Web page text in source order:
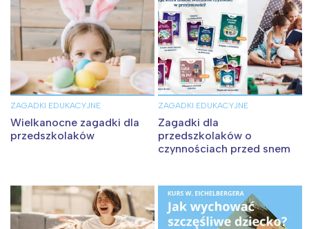
ZAGADKI EDUKACYJNE
Wielkanocne zagadki dla
przedszkolaków
ZAGADKI EDUKACYJNE
Zagadki dla
przedszkolaków o
czynnościach przed snem
Łódź
Trójmiasto
Poznań
Wrocław
Kraków
Południe
Północ
Wszystkie
Wybieram